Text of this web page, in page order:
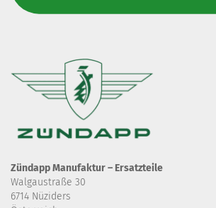
Zündapp Manufaktur – Ersatzteile
Walgaustraße 30
6714 Nüziders